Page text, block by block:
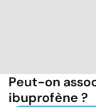
Peut-on
ibuprofène ?